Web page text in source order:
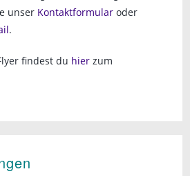
unser Kontaktformular oder
.
findest du hier zum